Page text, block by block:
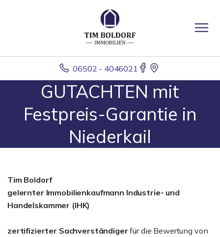
06502 - 4046021
GUTACHTEN mit
Festpreis-Garantie in
Niederkail
Tim Boldorf
gelernter Immobilienkaufmann Industrie- und
Handelskammer (IHK)
zertifizierter Sachverständiger für die Bewertung von